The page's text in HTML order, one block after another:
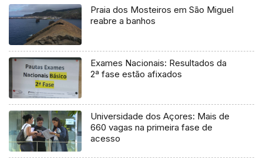
Praia dos Mosteiros em São Miguel
reabre a banhos
Exames Nacionais: Resultados da
2ª fase estão afixados
Universidade dos Açores: Mais de
660 vagas na primeira fase de
acesso